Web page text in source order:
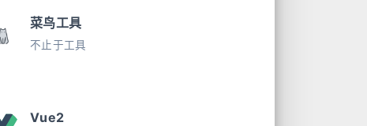
菜鸟工具
不止于工具
Vue2